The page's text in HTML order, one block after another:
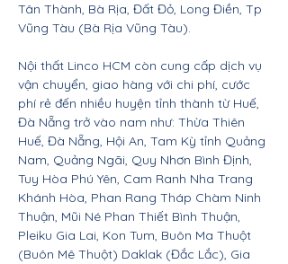
Tân Thành, Bà Rịa, Đất Đỏ, Long Điền, Tp
Vũng Tàu (Bà Rịa Vũng Tàu).
Nội thất Linco HCM còn cung cấp dịch vụ
vận chuyển, giao hàng với chi phí, cước
phí rẻ đến nhiều huyện tỉnh thành từ Huế,
Đà Nẵng trở vào nam như: Thừa Thiên
Huế, Đà Nẵng, Hội An, Tam Kỳ tỉnh Quảng
Nam, Quảng Ngãi, Quy Nhơn Bình Định,
Tuy Hòa Phú Yên, Cam Ranh Nha Trang
Khánh Hòa, Phan Rang Tháp Chàm Ninh
Thuận, Mũi Né Phan Thiết Bình Thuận,
Pleiku Gia Lai, Kon Tum, Buôn Ma Thuột
(Buôn Mê Thuột) Daklak (Đắc Lắc), Gia